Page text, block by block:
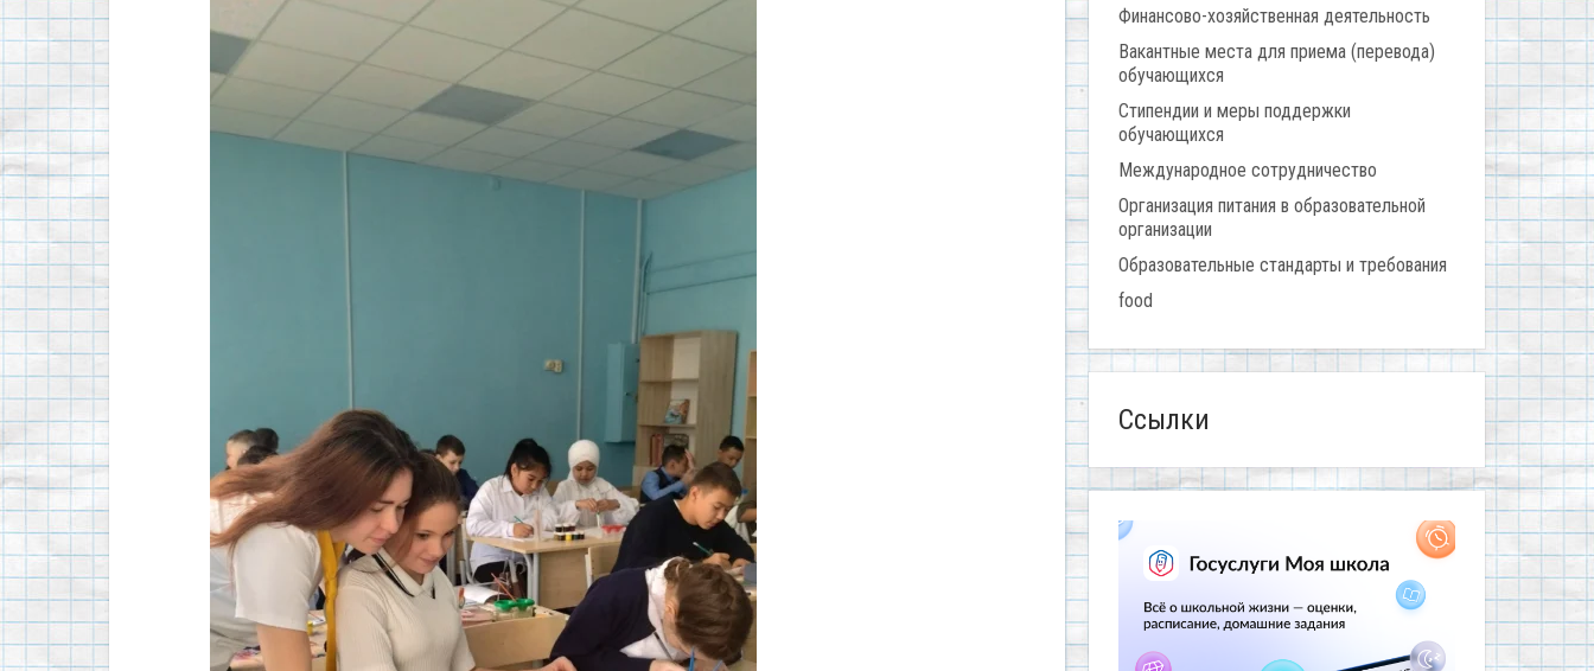
Финансово-хозяйственная деятельность
Вакантные места для приема (перевода)
обучающихся
Стипендии и меры поддержки
обучающихся
Международное сотрудничество
Организация питания в образовательной
организации
Образовательные стандарты и требования
food
Ссылки